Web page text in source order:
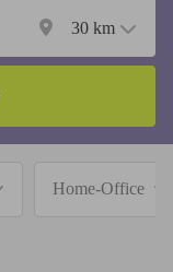
30 km
Home-Office